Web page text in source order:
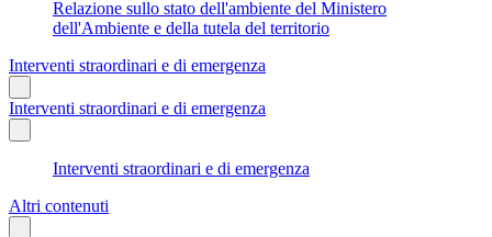
Relazione sullo stato dell'ambiente del Ministero
dell'Ambiente e della tutela del territorio
Interventi straordinari e di emergenza
Interventi straordinari e di emergenza
Interventi straordinari e di emergenza
Altri contenuti